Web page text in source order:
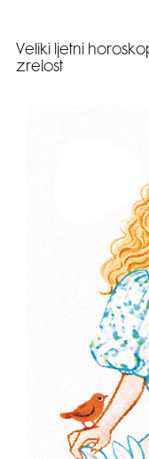
Veliki ljetni
zrelost